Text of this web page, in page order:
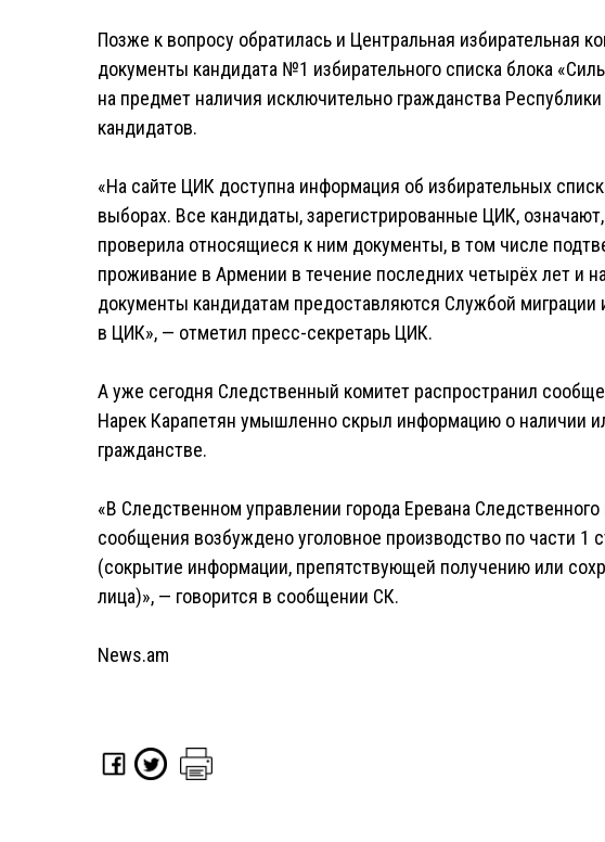
Позже к вопросу обратилась и Центральная избирательная
документы кандидата №1 избирательного списка блока
на предмет наличия исключительно гражданства
кандидатов.
«На сайте ЦИК доступна информация об избирательных
выборах. Все кандидаты, зарегистрированные ЦИК,
проверила относящиеся к ним документы, в том числе
проживание в Армении в течение последних четырёх лет и
документы кандидатам предоставляются Службой
в ЦИК», — отметил пресс-секретарь ЦИК.
А уже сегодня Следственный комитет распространил
Нарек Карапетян умышленно скрыл информацию о наличии
гражданстве.
«В Следственном управлении города Еревана
сообщения возбуждено уголовное производство по части 1
(сокрытие информации, препятствующей получению или
лица)», — говорится в сообщении СК.
News.am